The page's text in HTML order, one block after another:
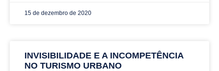
15 de dezembro de 2020
INVISIBILIDADE E A INCOMPETÊNCIA
NO TURISMO URBANO